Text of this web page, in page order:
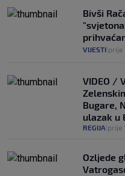
Bivši
VIJESTI prije
VIDEO /
Bugare,
ulazak u
REGIJA prije
Ozljede